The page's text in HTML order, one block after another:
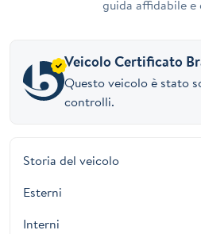
guida affidabile e
Veicolo Certificato
Questo veicolo è stato
controlli.
Storia del veicolo
Esterni
Interni